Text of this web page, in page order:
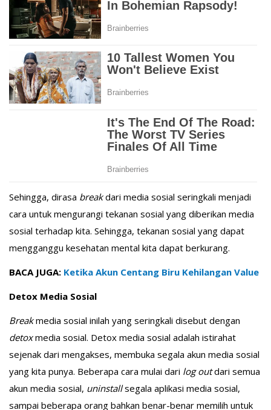
Sehingga, dirasa breakdari media sosial seringkali menjadi
cara untuk mengurangi tekanan sosial yang diberikan media
sosial terhadap kita. Sehingga, tekanan sosial yang dapat
mengganggu kesehatan mental kita dapat berkurang.
BACA JUGA: Ketika Akun Centang Biru Kehilangan Value
Detox Media Sosial
Breakmedia sosial inilah yang seringkali disebut dengan
detoxmedia sosial. Detox media sosial adalah istirahat
sejenak dari mengakses, membuka segala akun media sosial
yang kita punya. Beberapa cara mulai dari log outdari semua
akun media sosial, uninstallsegala aplikasi media sosial,
sampai beberapa orang bahkan benar-benar memilih untuk